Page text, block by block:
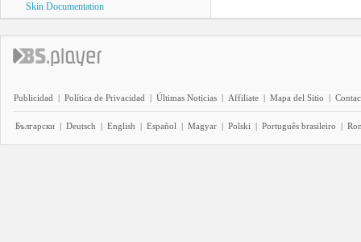
Skin Documentation
Publicidad | Política de Privacidad | Últimas Noticias | Affiliate | Mapa del Sitio |
Български | Deutsch | English | Español | Magyar | Polski | Português brasileiro |